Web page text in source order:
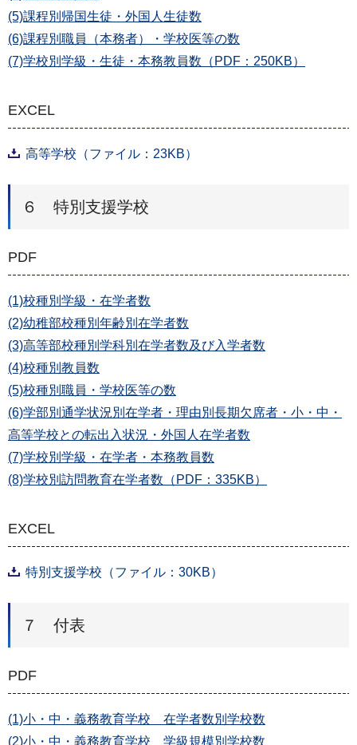
(5)課程別帰国生徒・外国人生徒数
(6)課程別職員（本務者）・学校医等の数
(7)学校別学級・生徒・本務教員数（PDF：250KB）
EXCEL
高等学校（ファイル：23KB）
６ 特別支援学校
PDF
(1)校種別学級・在学者数
(2)幼稚部校種別年齢別在学者数
(3)高等部校種別学科別在学者数及び入学者数
(4)校種別教員数
(5)校種別職員・学校医等の数
(6)学部別通学状況別在学者・理由別長期欠席者・小・中・
高等学校との転出入状況・外国人在学者数
(7)学校別学級・在学者・本務教員数
(8)学校別訪問教育在学者数（PDF：335KB）
EXCEL
特別支援学校（ファイル：30KB）
７ 付表
PDF
(1)小・中・義務教育学校 在学者数別学校数
(2)小・中・義務教育学校 学級規模別学校数